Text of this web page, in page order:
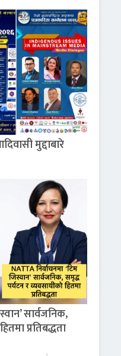
मुद्दाबारे
सार्वजनिक,
प्रतिबद्धता